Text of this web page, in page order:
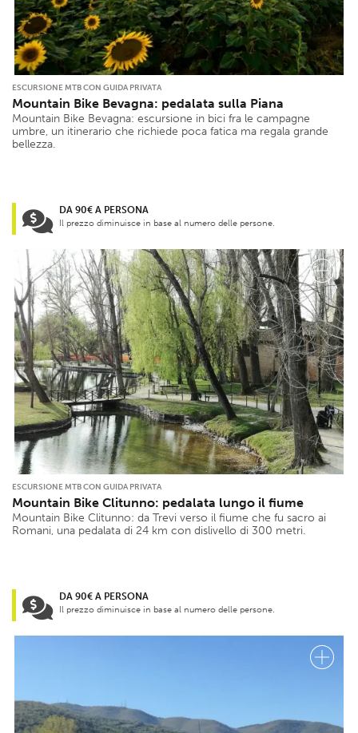
ESCURSIONE MTB CON GUIDA PRIVATA
Mountain Bike Bevagna: pedalata sulla Piana
Mountain Bike Bevagna: escursione in bici fra le campagne
umbre, un itinerario che richiede poca fatica ma regala grande
bellezza.
DA 90€ A PERSONA
Il prezzo diminuisce in base al numero delle persone.
ESCURSIONE MTB CON GUIDA PRIVATA
Mountain Bike Clitunno: pedalata lungo il fiume
Mountain Bike Clitunno: da Trevi verso il fiume che fu sacro ai
Romani, una pedalata di 24 km con dislivello di 300 metri.
DA 90€ A PERSONA
Il prezzo diminuisce in base al numero delle persone.